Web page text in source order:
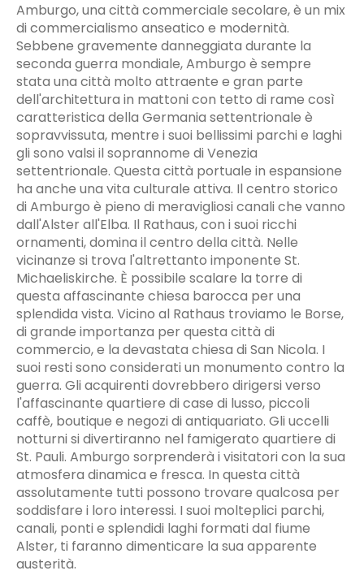
Amburgo, una città commerciale secolare, è un mix
di commercialismo anseatico e modernità.
Sebbene gravemente danneggiata durante la
seconda guerra mondiale, Amburgo è sempre
stata una città molto attraente e gran parte
dell'architettura in mattoni con tetto di rame così
caratteristica della Germania settentrionale è
sopravvissuta, mentre i suoi bellissimi parchi e laghi
gli sono valsi il soprannome di Venezia
settentrionale. Questa città portuale in espansione
ha anche una vita culturale attiva. Il centro storico
di Amburgo è pieno di meravigliosi canali che vanno
dall'Alster all'Elba. Il Rathaus, con i suoi ricchi
ornamenti, domina il centro della città. Nelle
vicinanze si trova l'altrettanto imponente St.
Michaeliskirche. È possibile scalare la torre di
questa affascinante chiesa barocca per una
splendida vista. Vicino al Rathaus troviamo le Borse,
di grande importanza per questa città di
commercio, e la devastata chiesa di San Nicola. I
suoi resti sono considerati un monumento contro la
guerra. Gli acquirenti dovrebbero dirigersi verso
l'affascinante quartiere di case di lusso, piccoli
caffè, boutique e negozi di antiquariato. Gli uccelli
notturni si divertiranno nel famigerato quartiere di
St. Pauli. Amburgo sorprenderà i visitatori con la sua
atmosfera dinamica e fresca. In questa città
assolutamente tutti possono trovare qualcosa per
soddisfare i loro interessi. I suoi molteplici parchi,
canali, ponti e splendidi laghi formati dal fiume
Alster, ti faranno dimenticare la sua apparente
austerità.